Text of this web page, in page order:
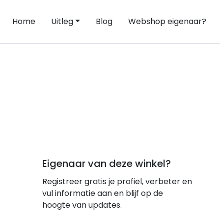
Home Uitleg Blog Webshop eigenaar?
Eigenaar van deze winkel?
Registreer gratis je profiel, verbeter en
vul informatie aan en blijf op de
hoogte van updates.